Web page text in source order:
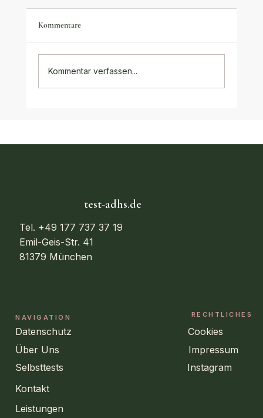
Kommentare
Kommentar verfassen...
test-adhs.de
Tel. +49 177 737 37 19
Emil-Geis-Str. 41
81379 München
NAVIGATION
Über Uns
Selbsttests
Kontakt
Leistungen
RECHTLICHES
Datenschutz
Cookies
Impressum
Instagram